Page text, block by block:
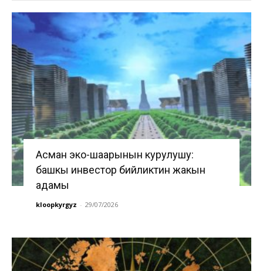
Асман эко-шаарынын курулушу:
башкы инвестор бийликтин жакын
адамы
kloopkyrgyz - 29/07/2026